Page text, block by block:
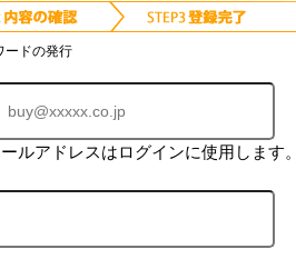
ードの発行
ルアドレスはログインに使用します。